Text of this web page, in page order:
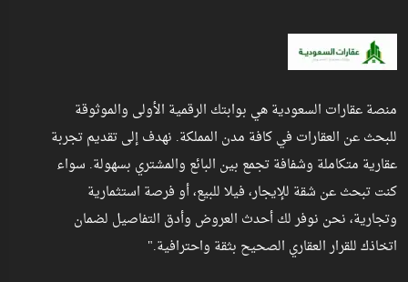
منصة عقارات السعودية هي بوابتك الرقمية الأولى والموثوقة
للبحث عن العقارات في كافة مدن المملكة. نهدف إلى تقديم تجربة
عقارية متكاملة وشفافة تجمع بين البائع والمشتري بسهولة. سواء
كنت تبحث عن شقة للإيجار، فيلا للبيع، أو فرصة استثمارية
وتجارية، نحن نوفر لك أحدث العروض وأدق التفاصيل لضمان
اتخاذك للقرار العقاري الصحيح بثقة واحترافية."